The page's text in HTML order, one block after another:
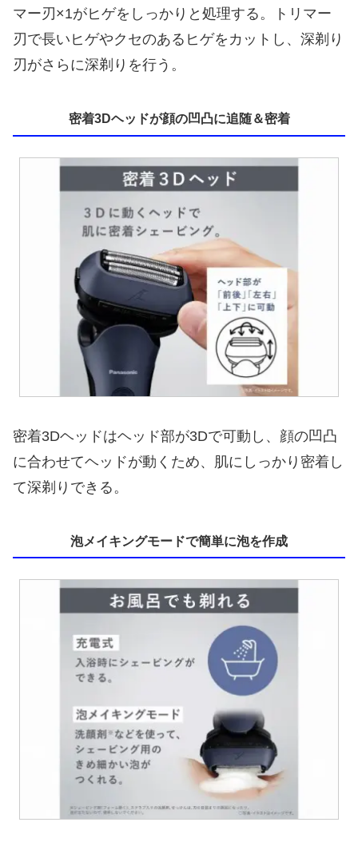
マー刃×1がヒゲをしっかりと処理する。トリマー
刃で長いヒゲやクセのあるヒゲをカットし、深剃り
刃がさらに深剃りを行う。
密着3Dヘッドが顔の凹凸に追随＆密着
密着3Dヘッドはヘッド部が3Dで可動し、顔の凹凸
に合わせてヘッドが動くため、肌にしっかり密着し
て深剃りできる。
泡メイキングモードで簡単に泡を作成